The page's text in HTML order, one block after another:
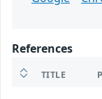
References
TITLE